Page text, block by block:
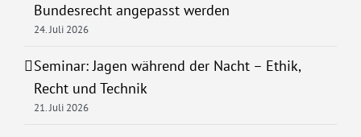
Bundesrecht angepasst werden
24. Juli 2026
Seminar: Jagen während der Nacht – Ethik,
Recht und Technik
21. Juli 2026